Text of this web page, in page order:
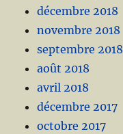
décembre 2018
novembre 2018
septembre 2018
août 2018
avril 2018
décembre 2017
octobre 2017